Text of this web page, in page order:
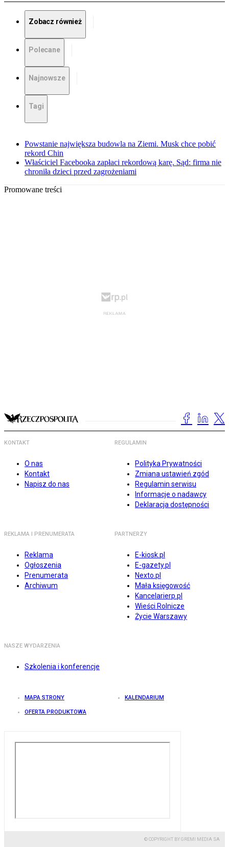
Zobacz również
Polecane
Najnowsze
Tagi
Powstanie największa budowla na Ziemi. Musk chce pobić
rekord Chin
Właściciel Facebooka zapłaci rekordową karę. Sąd: firma nie
chroniła dzieci przed zagrożeniami
Promowane treści
KONTAKT
O nas
Kontakt
Napisz do nas
REGULAMIN
Polityka Prywatności
Zmiana ustawień zgód
Regulamin serwisu
Informacje o nadawcy
Deklaracja dostępności
REKLAMA I PRENUMERATA
Reklama
Ogłoszenia
Prenumerata
Archiwum
PARTNERZY
E-kiosk.pl
E-gazety.pl
Nexto.pl
Mała księgowość
Kancelarierp.pl
Wieści Rolnicze
Życie Warszawy
NASZE WYDARZENIA
Szkolenia i konferencje
MAPA STRONY KALENDARIUM
OFERTA PRODUKTOWA
© COPYRIGHT BY GREMI MEDIA SA